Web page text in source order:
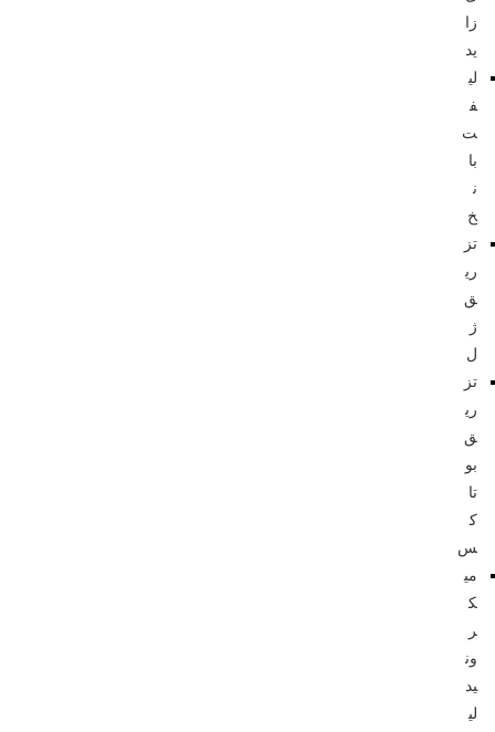
زا
ید
لی
ف
ت
با
ن
خ
تز
ری
ق
ژ
ل
تز
ری
ق
بو
تا
ک
س
می
ک
ر
ون
ید
لی